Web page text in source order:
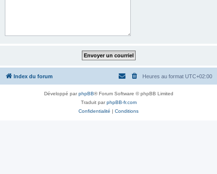
Index du forum Heures au format UTC+02:00
Développé parphpBB® Forum Software © phpBB Limited
Traduit parphpBB-fr.com
Confidentialité | Conditions